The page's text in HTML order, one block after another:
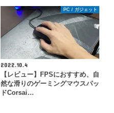
PC / ガジェット
2022.10.4
【レビュー】FPSにおすすめ、自
然な滑りのゲーミングマウスパッ
ドCorsai…